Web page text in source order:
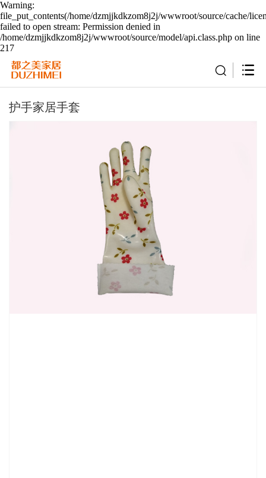
Warning:
file_put_contents(/home/dzmjjkdkzom8j2j/wwwroot/source/cache/
failed to open stream: Permission denied in
/home/dzmjjkdkzom8j2j/wwwroot/source/model/api.class.php on line
217
护手家居手套